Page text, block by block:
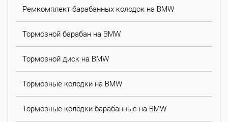
Ремкомплект барабанных колодок на BMW
Тормозной барабан на BMW
Тормозной диск на BMW
Тормозные колодки на BMW
Тормозные колодки барабанные на BMW